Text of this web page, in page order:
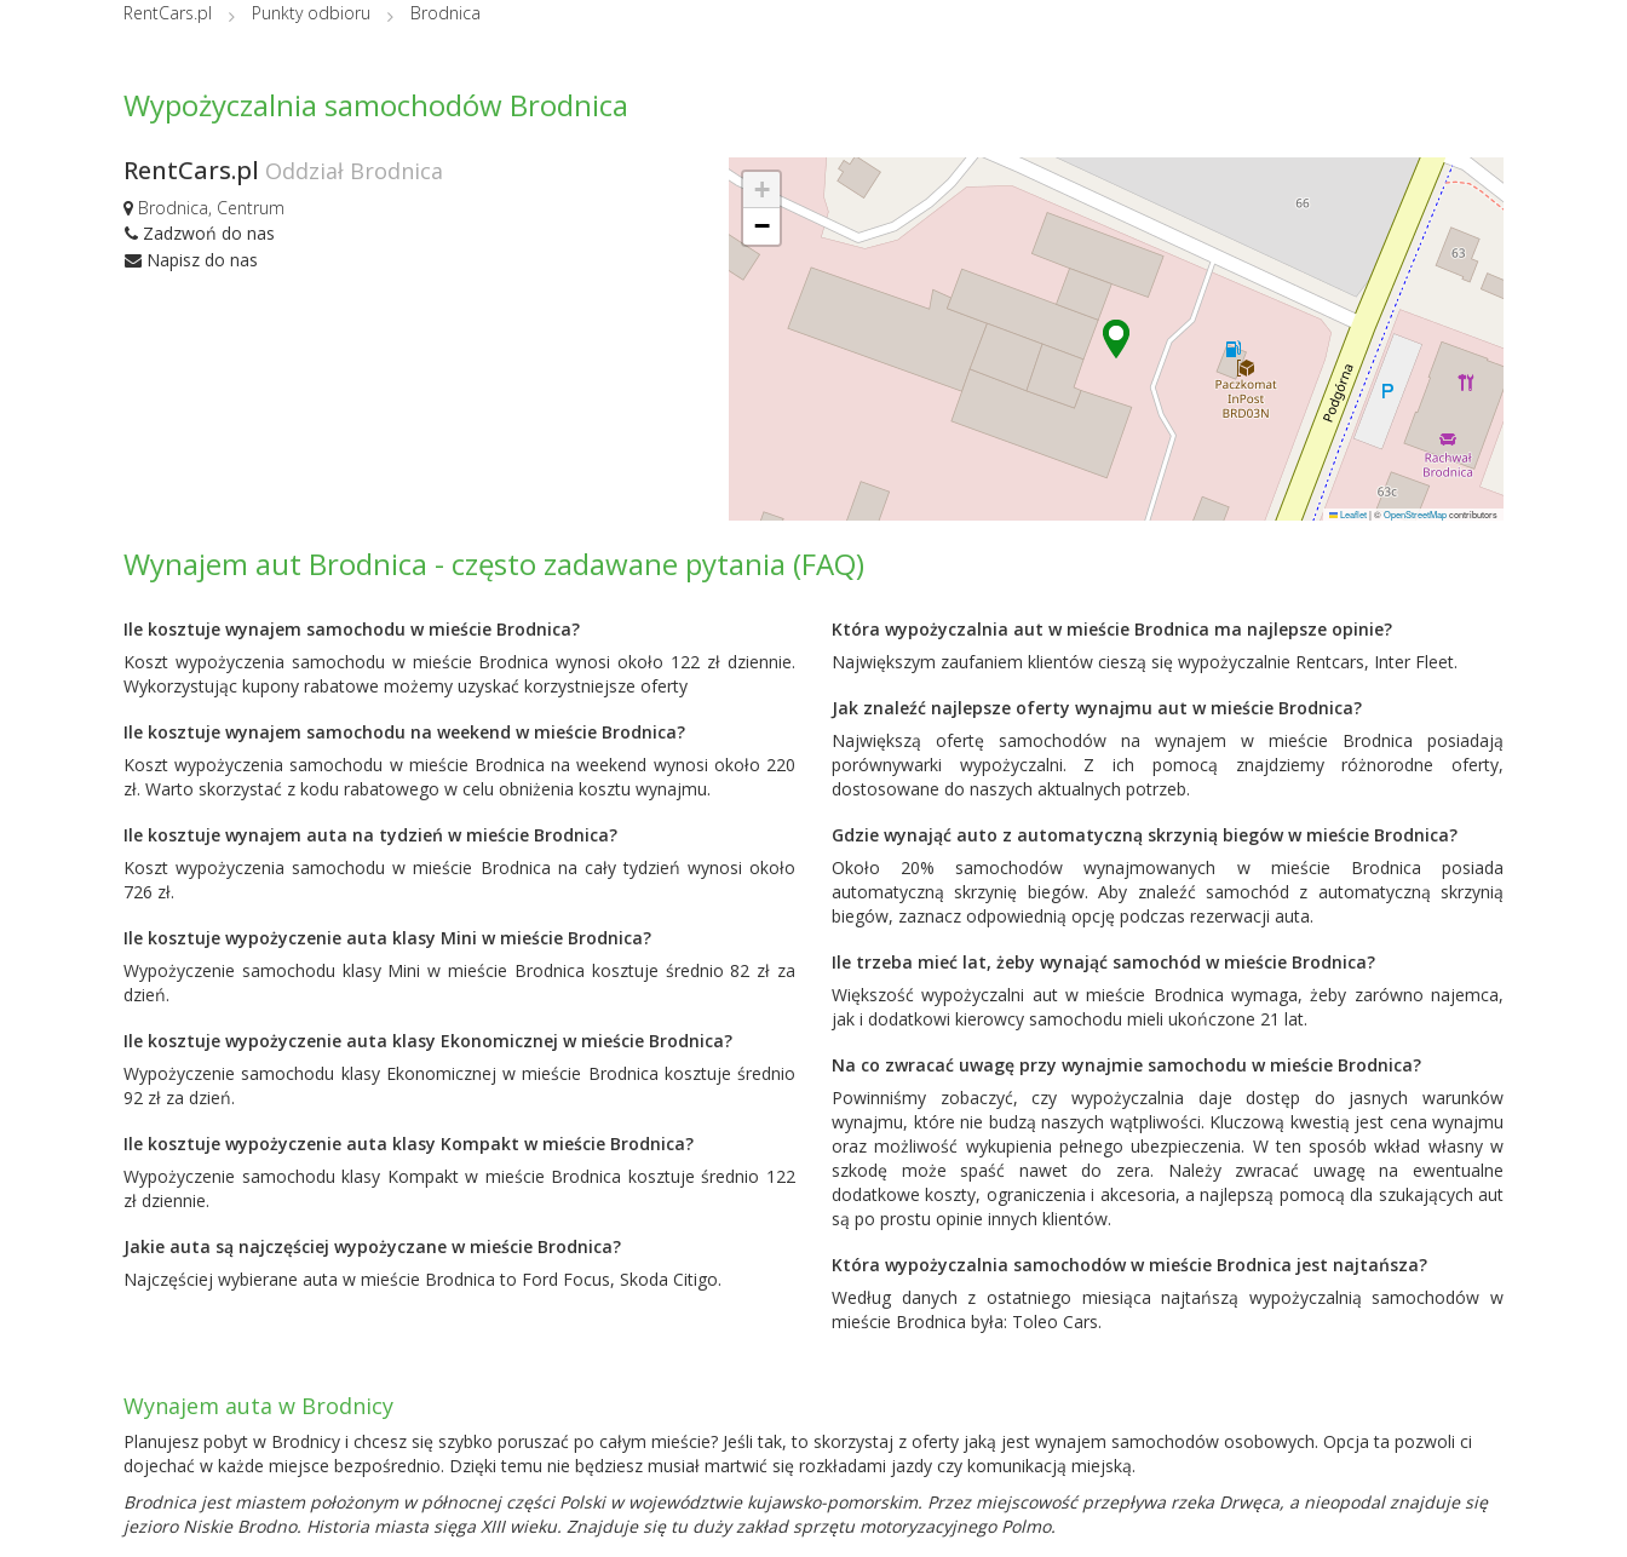
RentCars.pl Punkty odbioru Brodnica
Wypożyczalnia samochodów Brodnica
RentCars.pl Oddział Brodnica
Brodnica, Centrum
Zadzwoń do nas
Napisz do nas
+
−
Leaflet|©OpenStreetMapcontributors
Wynajem aut Brodnica - często zadawane pytania (FAQ)
Ile kosztuje wynajem samochodu w mieście Brodnica?
Koszt wypożyczenia samochodu w mieście Brodnica wynosi około 122 zł dziennie.
Wykorzystując kupony rabatowe możemy uzyskać korzystniejsze oferty
Ile kosztuje wynajem samochodu na weekend w mieście Brodnica?
Koszt wypożyczenia samochodu w mieście Brodnica na weekend wynosi około 220
zł. Warto skorzystać z kodu rabatowego w celu obniżenia kosztu wynajmu.
Ile kosztuje wynajem auta na tydzień w mieście Brodnica?
Koszt wypożyczenia samochodu w mieście Brodnica na cały tydzień wynosi około
726 zł.
Ile kosztuje wypożyczenie auta klasy Mini w mieście Brodnica?
Wypożyczenie samochodu klasy Mini w mieście Brodnica kosztuje średnio 82 zł za
dzień.
Ile kosztuje wypożyczenie auta klasy Ekonomicznej w mieście Brodnica?
Wypożyczenie samochodu klasy Ekonomicznej w mieście Brodnica kosztuje średnio
92 zł za dzień.
Ile kosztuje wypożyczenie auta klasy Kompakt w mieście Brodnica?
Wypożyczenie samochodu klasy Kompakt w mieście Brodnica kosztuje średnio 122
zł dziennie.
Jakie auta są najczęściej wypożyczane w mieście Brodnica?
Najczęściej wybierane auta w mieście Brodnica to Ford Focus, Skoda Citigo.
Która wypożyczalnia aut w mieście Brodnica ma najlepsze opinie?
Największym zaufaniem klientów cieszą się wypożyczalnie Rentcars, Inter Fleet.
Jak znaleźć najlepsze oferty wynajmu aut w mieście Brodnica?
Największą ofertę samochodów na wynajem w mieście Brodnica posiadają
porównywarki wypożyczalni. Z ich pomocą znajdziemy różnorodne oferty,
dostosowane do naszych aktualnych potrzeb.
Gdzie wynająć auto z automatyczną skrzynią biegów w mieście Brodnica?
Około 20% samochodów wynajmowanych w mieście Brodnica posiada
automatyczną skrzynię biegów. Aby znaleźć samochód z automatyczną skrzynią
biegów, zaznacz odpowiednią opcję podczas rezerwacji auta.
Ile trzeba mieć lat, żeby wynająć samochód w mieście Brodnica?
Większość wypożyczalni aut w mieście Brodnica wymaga, żeby zarówno najemca,
jak i dodatkowi kierowcy samochodu mieli ukończone 21 lat.
Na co zwracać uwagę przy wynajmie samochodu w mieście Brodnica?
Powinniśmy zobaczyć, czy wypożyczalnia daje dostęp do jasnych warunków
wynajmu, które nie budzą naszych wątpliwości. Kluczową kwestią jest cena wynajmu
oraz możliwość wykupienia pełnego ubezpieczenia. W ten sposób wkład własny w
szkodę może spaść nawet do zera. Należy zwracać uwagę na ewentualne
dodatkowe koszty, ograniczenia i akcesoria, a najlepszą pomocą dla szukających aut
są po prostu opinie innych klientów.
Która wypożyczalnia samochodów w mieście Brodnica jest najtańsza?
Według danych z ostatniego miesiąca najtańszą wypożyczalnią samochodów w
mieście Brodnica była: Toleo Cars.
Wynajem auta w Brodnicy
Planujesz pobyt w Brodnicy i chcesz się szybko poruszać po całym mieście? Jeśli tak, to skorzystaj z oferty jaką jest wynajem samochodów osobowych. Opcja ta pozwoli ci
dojechać w każde miejsce bezpośrednio. Dzięki temu nie będziesz musiał martwić się rozkładami jazdy czy komunikacją miejską.
Brodnica jest miastem położonym w północnej części Polski w województwie kujawsko-pomorskim. Przez miejscowość przepływa rzeka Drwęca, a nieopodal znajduje się
jezioro Niskie Brodno. Historia miasta sięga XIII wieku. Znajduje się tu duży zakład sprzętu motoryzacyjnego Polmo.